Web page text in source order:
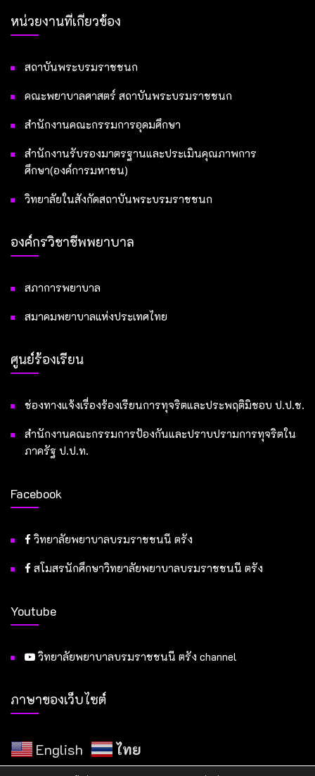
หน่วยงานที่เกี่ยวข้อง
สถาบันพระบรมราชชนก
คณะพยาบาลศาสตร์ สถาบันพระบรมราชชนก
สำนักงานคณะกรรมการอุดมศึกษา
สำนักงานรับรองมาตรฐานและประเมินคุณภาพการ
ศึกษา(องค์การมหาชน)
วิทยาลัยในสังกัดสถาบันพระบรมราชชนก
องค์กรวิชาชีพพยาบาล
สภาการพยาบาล
สมาคมพยาบาลแห่งประเทศไทย
ศูนย์ร้องเรียน
ช่องทางแจ้งเรื่องร้องเรียนการทุจริตและประพฤติมิชอบ ป.ป.ช.
สำนักงานคณะกรรมการป้องกันและปราบปรามการทุจริตใน
ภาครัฐ ป.ป.ท.
Facebook
วิทยาลัยพยาบาลบรมราชชนนี ตรัง
สโมสรนักศึกษาวิทยาลัยพยาบาลบรมราชชนนี ตรัง
Youtube
วิทยาลัยพยาบาลบรมราชชนนี ตรัง channel
ภาษาของเว็บไซต์
English ไทย